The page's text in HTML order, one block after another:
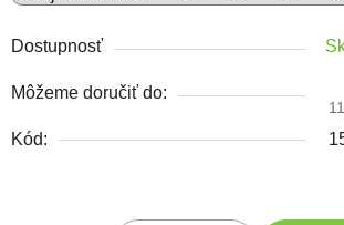
Dostupnosť
Môžeme doručiť do:
Kód: